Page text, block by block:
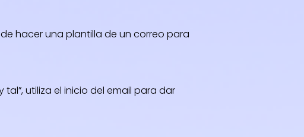
hacer una plantilla de un correo para
utiliza el inicio del email para dar